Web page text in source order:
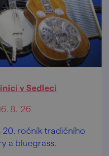
v Sedleci
8. '26
20. ročník tradičního
a bluegrass.